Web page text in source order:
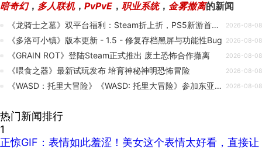
暗奇幻， 多人联机， PvPvE ， 职业系统， 金雾撤离的新闻
《龙骑士之墓》双平台福利：Steam折上折，PS5新游首发优惠 2026-08-08
《多洛可小镇》版本更新 - 1.5 - 修复存档黑屏与功能性Bug 2026-08-08
《GRAIN ROT》登陆Steam正式推出 废土恐怖合作撤离 2026-08-08
《喂食之器》最新试玩发布 培育神秘神明恐怖冒险 2026-08-08
《WASD：托里大冒险》《WASD: 托里大冒险》参加东亚独立游戏庆典!🌰 2026-08-08
热门新闻排行
1
正惊GIF：表情如此羞涩！美女这个表情太好看，直接让